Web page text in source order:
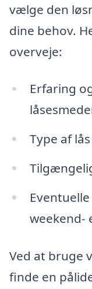
vælge den
dine behov.
overveje:
Erfaring
Type af
weekend-
Ved at bruge
finde en